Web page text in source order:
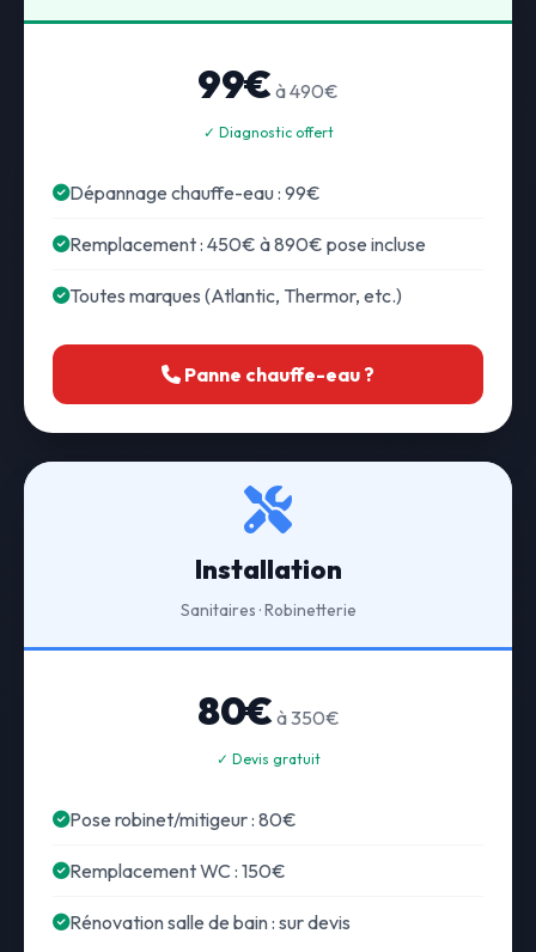
99€ à 490€
✓ Diagnostic offert
Dépannage chauffe-eau : 99€
Remplacement : 450€ à 890€ pose incluse
Toutes marques (Atlantic, Thermor, etc.)
Panne chauffe-eau ?
Installation
Sanitaires · Robinetterie
80€ à 350€
✓ Devis gratuit
Pose robinet/mitigeur : 80€
Remplacement WC : 150€
Rénovation salle de bain : sur devis